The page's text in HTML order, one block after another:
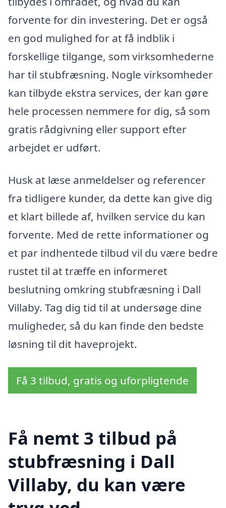
forvente for din investering. Det er også
en god mulighed for at få indblik i
forskellige tilgange, som virksomhederne
har til stubfræsning. Nogle virksomheder
kan tilbyde ekstra services, der kan gøre
hele processen nemmere for dig, så som
gratis rådgivning eller support efter
arbejdet er udført.
Husk at læse anmeldelser og referencer
fra tidligere kunder, da dette kan give dig
et klart billede af, hvilken service du kan
forvente. Med de rette informationer og
et par indhentede tilbud vil du være bedre
rustet til at træffe en informeret
beslutning omkring stubfræsning i Dall
Villaby. Tag dig tid til at undersøge dine
muligheder, så du kan finde den bedste
løsning til dit haveprojekt.
Få 3 tilbud, gratis og uforpligtende
Få nemt 3 tilbud på
stubfræsning i Dall
Villaby, du kan være